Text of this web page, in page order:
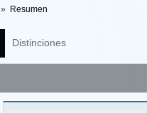
» Resumen
Distinciones